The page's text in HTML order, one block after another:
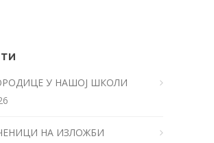
У НАШОЈ ШКОЛИ
НА ИЗЛОЖБИ